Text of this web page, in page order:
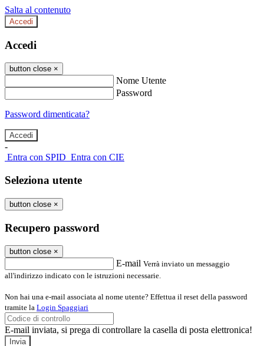
Salta al contenuto
Accedi
Accedi
button close ×
Nome Utente
Password
Password dimenticata?
-
Entra con SPID Entra con CIE
Seleziona utente
button close ×
Recupero password
button close ×
E-mail Verrà inviato un messaggio
all'indirizzo indicato con le istruzioni necessarie.
Non hai una e-mail associata al nome utente? Effettua il reset della password
tramite la Login Spaggiari
E-mail inviata, si prega di controllare la casella di posta elettronica!